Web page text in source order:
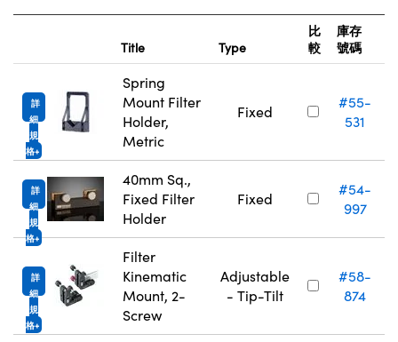
Title Type
比
較
庫存
號碼
詳
細
規
格
Spring
Mount Filter
Holder,
Metric
Fixed
#55-
531
詳
細
規
格
40mm Sq.,
Fixed Filter
Holder
Fixed
#54-
997
詳
細
規
格
Filter
Kinematic
Mount, 2-
Screw
Adjustable
- Tip-Tilt
#58-
874